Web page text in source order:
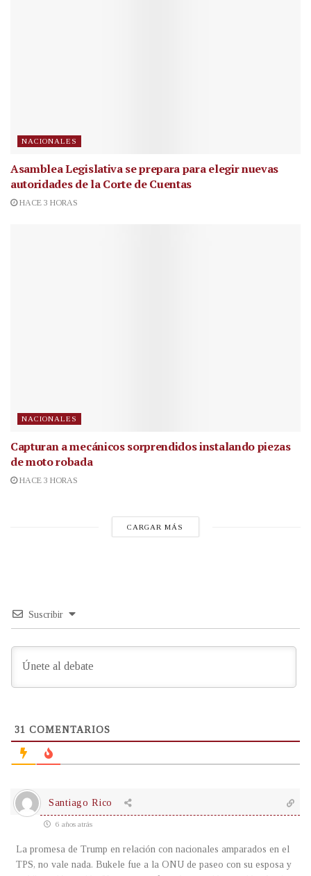
NACIONALES
Asamblea Legislativa se prepara para elegir nuevas
autoridades de la Corte de Cuentas
HACE 3 HORAS
NACIONALES
Capturan a mecánicos sorprendidos instalando piezas
de moto robada
HACE 3 HORAS
CARGAR MÁS
Suscribir
31 COMENTARIOS
Santiago Rico
6 años atrás
La promesa de Trump en relación con nacionales amparados en el
TPS, no vale nada. Bukele fue a la ONU de paseo con su esposa y